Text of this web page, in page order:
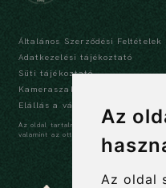
Az
Az oldal
Általános Szerződési Feltételek
Adatkezelési tájékoztató
Süti tájékoztató
Kameraszabályzat és
Elállás a vásárlástól
Az oldal tartalma szerzői jogi védelem
valamint az ott megjelölt szerző